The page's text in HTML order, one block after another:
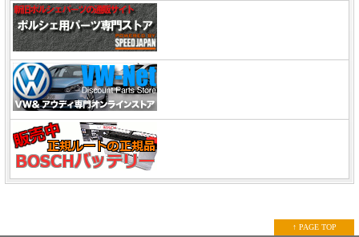
↑ PAGE TOP